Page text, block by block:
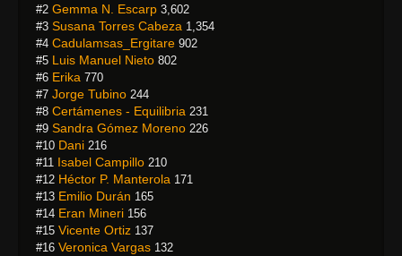
#2 Gemma N. Escarp 3,602
#3 Susana Torres Cabeza 1,354
#4 Cadulamsas_Ergitare 902
#5 Luis Manuel Nieto 802
#6 Erika 770
#7 Jorge Tubino 244
#8 Certámenes - Equilibria 231
#9 Sandra Gómez Moreno 226
#10 Dani 216
#11 Isabel Campillo 210
#12 Héctor P. Manterola 171
#13 Emilio Durán 165
#14 Eran Mineri 156
#15 Vicente Ortiz 137
#16 Veronica Vargas 132